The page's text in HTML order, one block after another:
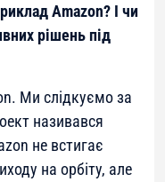
Amazon? І чи
рішень під
Ми слідкуємо за
називався
не встигає
на орбіту, але